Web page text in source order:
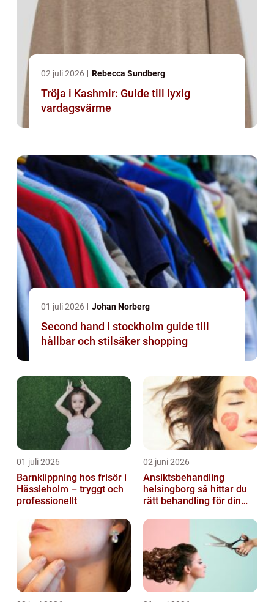
02 juli 2026 Rebecca Sundberg
Tröja i Kashmir: Guide till lyxig
vardagsvärme
01 juli 2026 Johan Norberg
Second hand i stockholm guide till
hållbar och stilsäker shopping
01 juli 2026
Barnklippning hos frisör i
Hässleholm – tryggt och
professionellt
02 juni 2026
Ansiktsbehandling
helsingborg så hittar du
rätt behandling för din